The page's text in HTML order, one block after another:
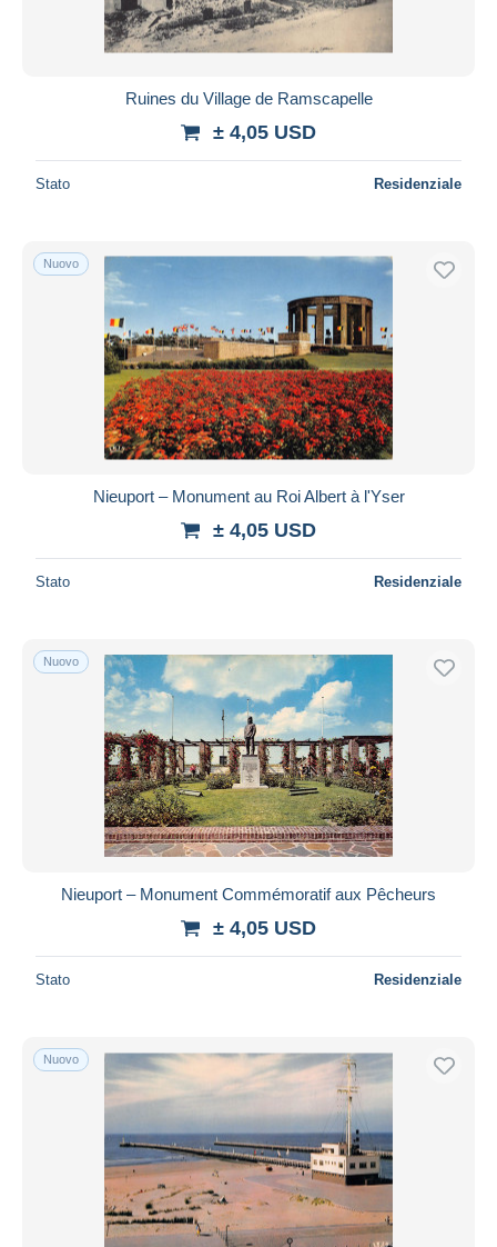
Ruines du Village de Ramscapelle
± 4,05 USD
Stato Residenziale
Nuovo
Nieuport – Monument au Roi Albert à l'Yser
± 4,05 USD
Stato Residenziale
Nuovo
Nieuport – Monument Commémoratif aux Pêcheurs
± 4,05 USD
Stato Residenziale
Nuovo